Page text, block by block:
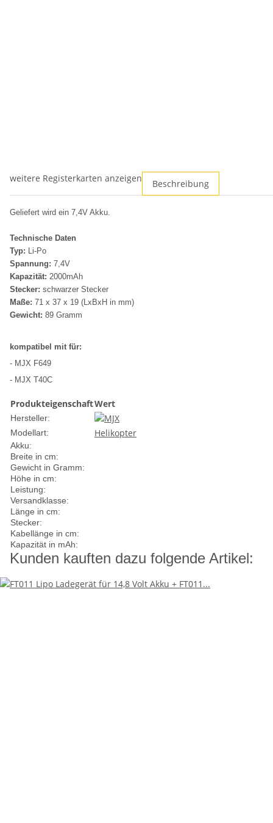
weitere Registerkarten anzeigen Beschreibung
Geliefert wird ein 7,4V Akku.
Technische Daten
Typ: Li-Po
Spannung: 7,4V
Kapazität: 2000mAh
Stecker: schwarzer Stecker
Maße: 71 x 37 x 19 (LxBxH in mm)
Gewicht: 89 Gramm
kompatibel mit für:
- MJX F649
- MJX T40C
ProdukteigenschaftWert
Hersteller:
Modellart:
Helikopter
Akku:
Breite in cm:
Gewicht in Gramm:
Höhe in cm:
Leistung:
Versandklasse:
Länge in cm:
Stecker:
Kabellänge in cm:
Kapazität in mAh:
Kunden kauften dazu folgende Artikel: